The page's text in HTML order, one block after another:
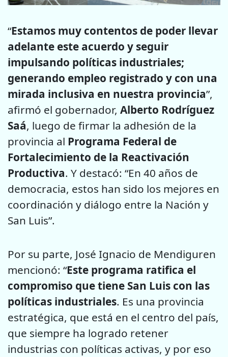
“Estamos muy contentos de poder llevar
adelante este acuerdo y seguir
impulsando políticas industriales;
generando empleo registrado y con una
mirada inclusiva en nuestra provincia”,
afirmó el gobernador, Alberto Rodríguez
Saá, luego de firmar la adhesión de la
provincia al Programa Federal de
Fortalecimiento de la Reactivación
Productiva. Y destacó: “En 40 años de
democracia, estos han sido los mejores en
coordinación y diálogo entre la Nación y
San Luis”.
Por su parte, José Ignacio de Mendiguren
mencionó: “Este programa ratifica el
compromiso que tiene San Luis con las
políticas industriales. Es una provincia
estratégica, que está en el centro del país,
que siempre ha logrado retener
industrias con políticas activas, y por eso